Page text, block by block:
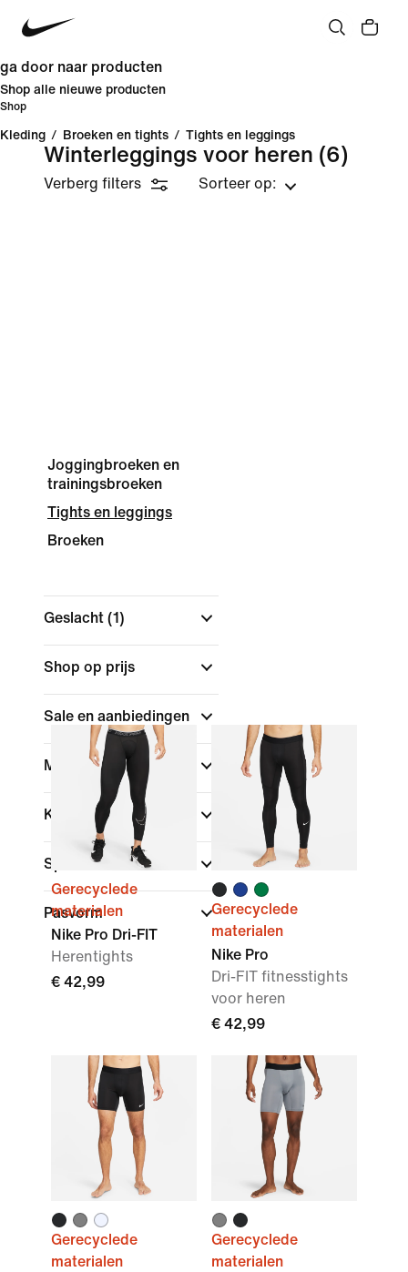
ga door naar producten
Shop alle nieuwe producten
Shop
Kleding / Broeken en tights / Tights en leggings
Winterleggings voor heren (6)
Verberg filters Sorteer op:
Joggingbroeken en
trainingsbroeken
Tights en leggings
Broeken
Geslacht (1)
Shop op prijs
Sale en aanbiedingen
Maat
Kleur
Sport
Pasvorm
Gerecyclede
materialen
Nike Pro Dri-FIT
Herentights
€ 42,99
Gerecyclede
materialen
Nike Pro
Dri-FIT fitnesstights
voor heren
€ 42,99
Gerecyclede
materialen
Gerecyclede
materialen